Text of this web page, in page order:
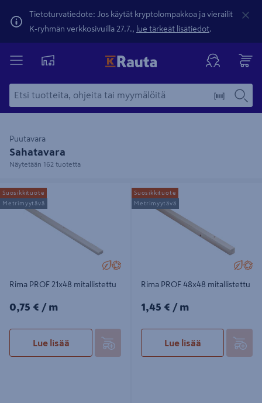
Tietoturvatiedote: Jos käytät kryptolompakkoa ja vierailit
K-ryhmän verkkosivuilla 27.7., lue tärkeät lisätiedot.
Puutavara
Sahatavara
Näytetään 162 tuotetta
Rima PROF 21x48 mitallistettu
Rima PROF 21x48 mitallistettu
0,75€/m
0,75 € / m
Lue lisää
Suosikkituote
Metrimyytävä
Rima PROF 48x48 mitallistettu
Rima PROF 48x48 mitallistettu
1,45€/m
1,45 € / m
Lue lisää
Suosikkituote
Metrimyytävä